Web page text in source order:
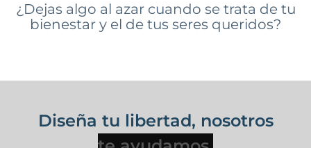
¿Dejas algo al azar cuando se trata de tu
bienestar y el de tus seres queridos?
Diseña tu libertad, nosotros